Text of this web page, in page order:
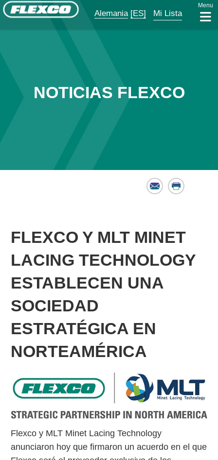
Alemania [ES] Mi Lista
Menu
NOTICIAS FLEXCO
Email Print
FLEXCO Y MLT MINET
LACING TECHNOLOGY
ESTABLECEN UNA
SOCIEDAD
ESTRATÉGICA EN
NORTEAMÉRICA
Flexco y MLT Minet Lacing Technology
anunciaron hoy que firmaron un acuerdo en el que